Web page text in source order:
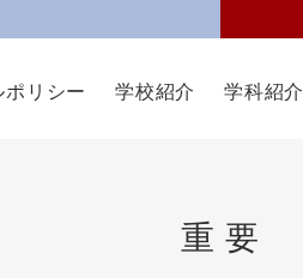
ポリシー 学校紹介 学科紹介
重 要